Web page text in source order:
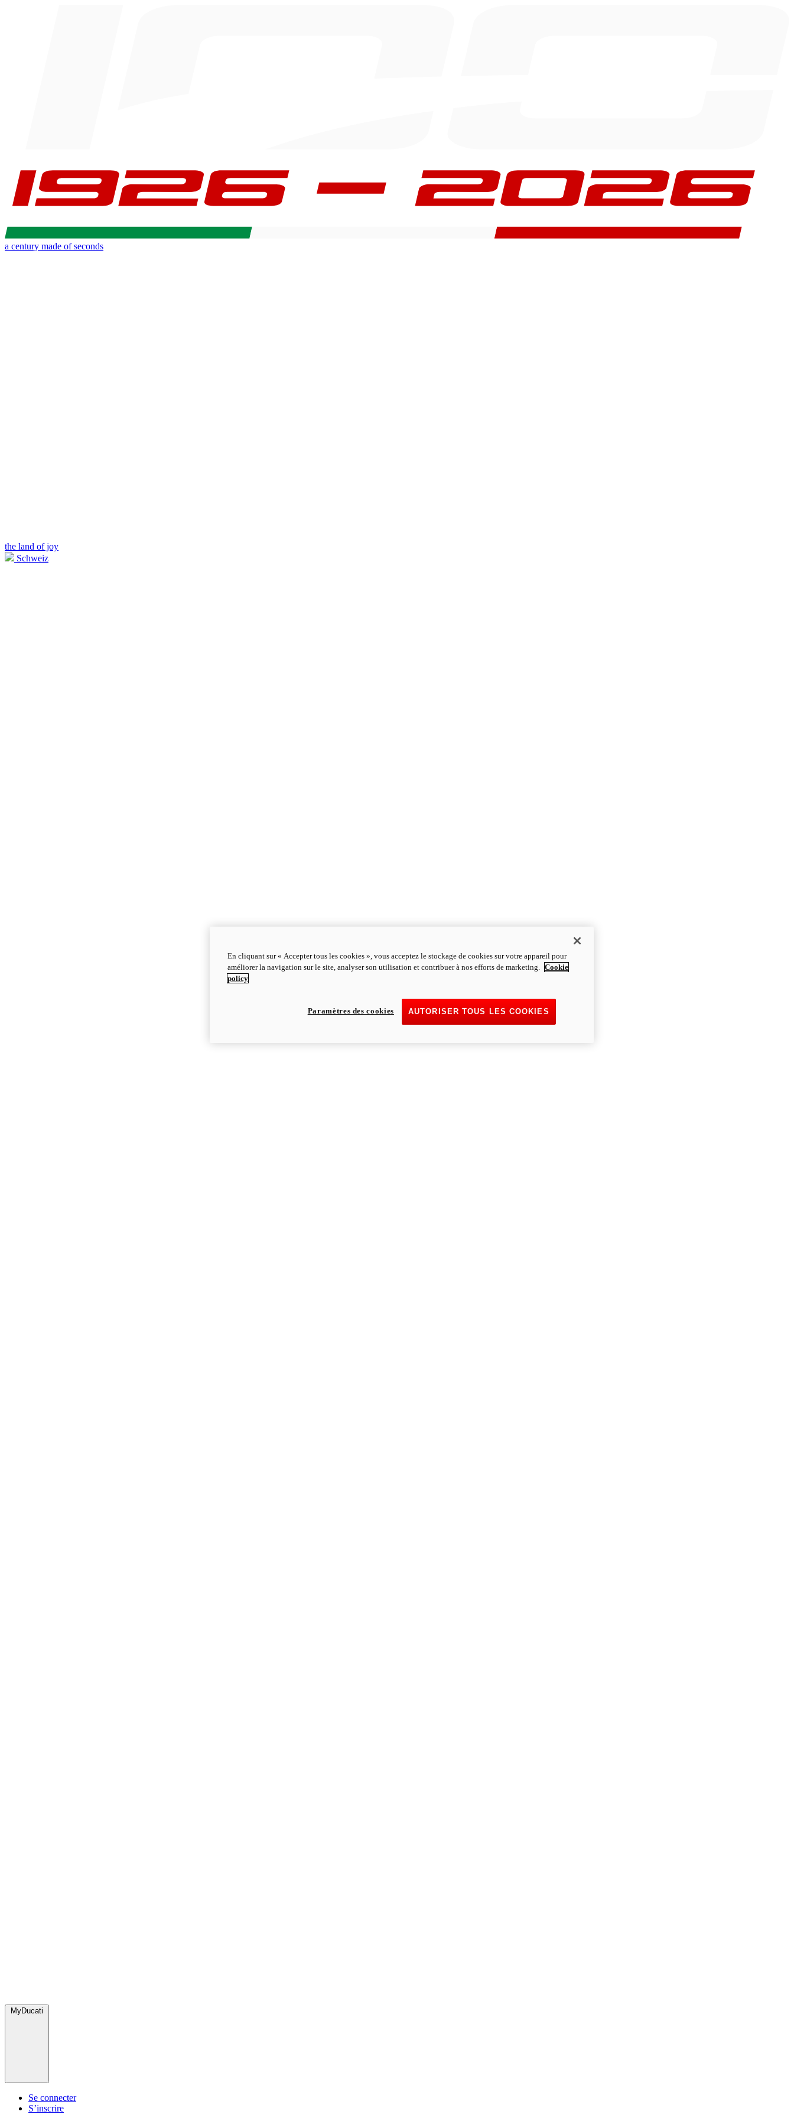
a century made of seconds
the land of joy
Schweiz
MyDucati
Se connecter
S’inscrire
En cliquant sur « Accepter tous les cookies », vous acceptez le stockage de cookies sur votre appareil pour
améliorer la navigation sur le site, analyser son utilisation et contribuer à nos efforts de marketing. Cookie
policy
AUTORISER TOUS LES COOKIES
Paramètres des cookies